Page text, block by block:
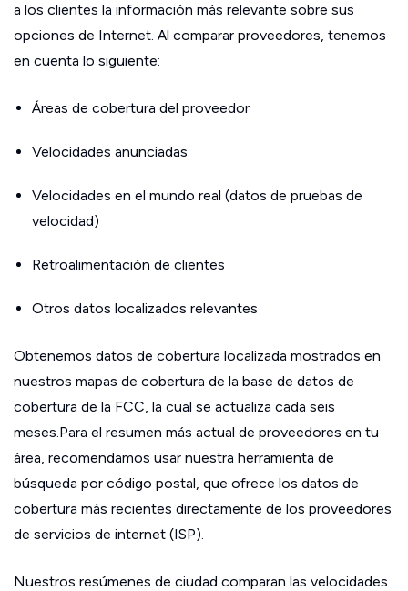
a los clientes la información más relevante sobre sus
opciones de Internet. Al comparar proveedores, tenemos
en cuenta lo siguiente:
Áreas de cobertura del proveedor
Velocidades anunciadas
Velocidades en el mundo real (datos de pruebas de
velocidad)
Retroalimentación de clientes
Otros datos localizados relevantes
Obtenemos datos de cobertura localizada mostrados en
nuestros mapas de cobertura de la base de datos de
cobertura de la FCC, la cual se actualiza cada seis
meses.Para el resumen más actual de proveedores en tu
área, recomendamos usar nuestra herramienta de
búsqueda por código postal, que ofrece los datos de
cobertura más recientes directamente de los proveedores
de servicios de internet (ISP).
Nuestros resúmenes de ciudad comparan las velocidades